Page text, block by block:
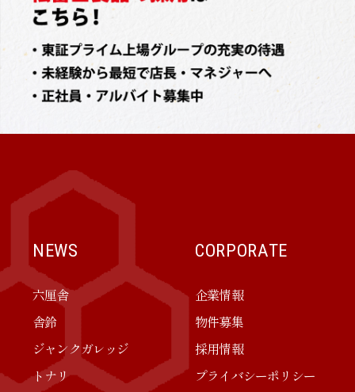
NEWS
六厘舎
舎鈴
ジャンクガレッジ
トナリ
CORPORATE
企業情報
物件募集
採用情報
プライバシーポリシー